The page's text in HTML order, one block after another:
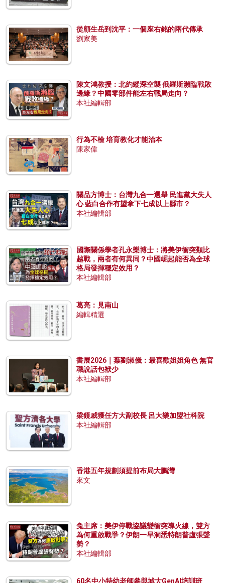
從顧生岳到沈平：一個座右銘的兩代傳承
劉家美
陳文鴻教授：北約縱深空襲 俄羅斯瀕臨戰敗
邊緣？中國零部件能左右戰局走向？
本社編輯部
行為不檢 培育教化才能治本
陳家偉
關品方博士：台灣九合一選舉 民進黨大失人
心 藍白合作有望拿下七成以上縣市？
本社編輯部
國際關係學者孔永樂博士：將美伊衝突類比
越戰，兩者有何異同？中國崛起能否為全球
格局發揮穩定效用？
本社編輯部
葛亮：見南山
編輯精選
書展2026｜葉劉淑儀：最喜歡姐姐角色 無官
職說話包袱少
本社編輯部
梁鏡威獲任方大副校長 呂大樂加盟社科院
本社編輯部
香港五年規劃須提前布局大鵬灣
來文
兔主席：美伊停戰協議變衝突導火線，雙方
為何重啟戰爭？伊朗一早洞悉特朗普虛張聲
勢？
本社編輯部
60名中小特幼老師參與城大GenAI培訓班